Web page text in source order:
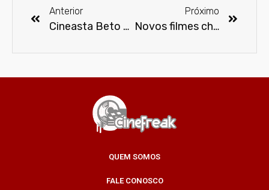
Anterior
Cineasta Beto Brant é homenageado no 12º Festival de Cinema Latino-Americano de São Paulo
Próximo
Novos filmes chilenos em destaque no 12º Festival de Cinema Latino-Americano de SP
QUEM SOMOS
FALE CONOSCO